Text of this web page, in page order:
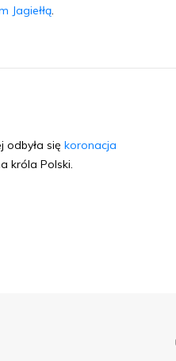
Jagiełłą.
się koronacja
króla Polski.
Menu